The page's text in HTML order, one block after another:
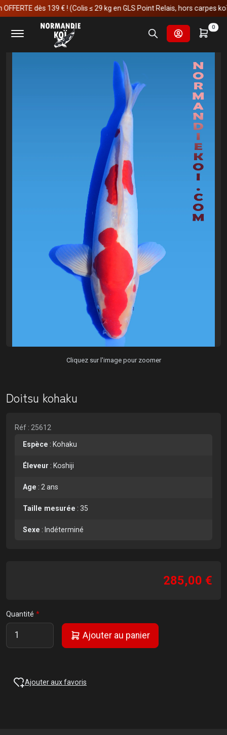
dès 139 € ! (Colis ≤ 29 kg en GLS Point Relais, hors carpes koï)
0
Accueil Carpes koï Nisai Doitsu kohaku
Cliquez sur l'image pour zoomer
Doitsu kohaku
Réf : 25612
Espèce : Kohaku
Éleveur : Koshiji
Age : 2 ans
Taille mesurée : 35
Sexe : Indéterminé
285,00 €
Quantité
Ajouter au panier
Ajouter aux favoris